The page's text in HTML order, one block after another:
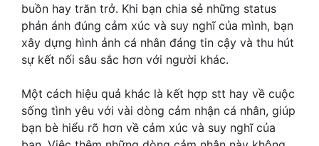
buồn hay trăn trở. Khi bạn chia sẻ những status
phản ánh đúng cảm xúc và suy nghĩ của mình, bạn
xây dựng hình ảnh cá nhân đáng tin cậy và thu hút
sự kết nối sâu sắc hơn với người khác.
Một cách hiệu quả khác là kết hợp stt hay về cuộc
sống tình yêu với vài dòng cảm nhận cá nhân, giúp
bạn bè hiểu rõ hơn về cảm xúc và suy nghĩ của